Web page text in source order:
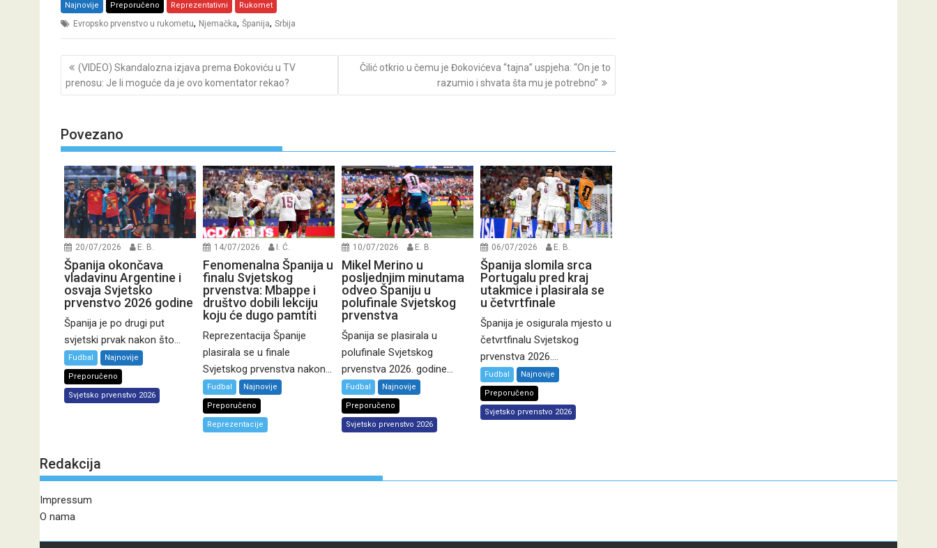
Najnovije Preporučeno Reprezentativni Rukomet
Evropsko prvenstvo u rukometu, Njemačka, Španija, Srbija
Post
navigation
(VIDEO) Skandalozna izjava prema Đokoviću u TV
prenosu: Je li moguće da je ovo komentator rekao?
Čilić otkrio u čemu je Đokovićeva “tajna” uspjeha: “On je to
razumio i shvata šta mu je potrebno”
Povezano
20/07/2026 E. B.
Španija okončava
vladavinu Argentine i
osvaja Svjetsko
prvenstvo 2026 godine
Španija je po drugi put
svjetski prvak nakon što...
Fudbal Najnovije
Preporučeno
Svjetsko prvenstvo 2026
14/07/2026 I. Ć.
Fenomenalna Španija u
finalu Svjetskog
prvenstva: Mbappe i
društvo dobili lekciju
koju će dugo pamtiti
Reprezentacija Španije
plasirala se u finale
Svjetskog prvenstva nakon...
Fudbal Najnovije
Preporučeno
Reprezentacije
10/07/2026 E. B.
Mikel Merino u
posljednjim minutama
odveo Španiju u
polufinale Svjetskog
prvenstva
Španija se plasirala u
polufinale Svjetskog
prvenstva 2026. godine...
Fudbal Najnovije
Preporučeno
Svjetsko prvenstvo 2026
06/07/2026 E. B.
Španija slomila srca
Portugalu pred kraj
utakmice i plasirala se
u četvrtfinale
Španija je osigurala mjesto u
četvrtfinalu Svjetskog
prvenstva 2026....
Fudbal Najnovije
Preporučeno
Svjetsko prvenstvo 2026
Redakcija
Impressum
O nama